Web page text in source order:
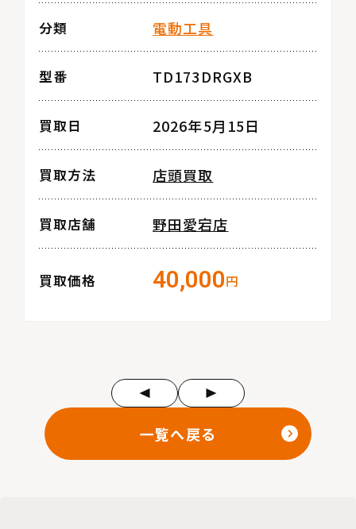
分類 電動工具
型番 TD173DRGXB
買取日 2026年5月15日
買取方法 店頭買取
買取店舗 野田愛宕店
買取価格 40,000円
一覧へ戻る